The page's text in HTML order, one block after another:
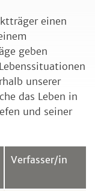
einen
geben
unserer
das Leben in
und seiner
Verfasser/in